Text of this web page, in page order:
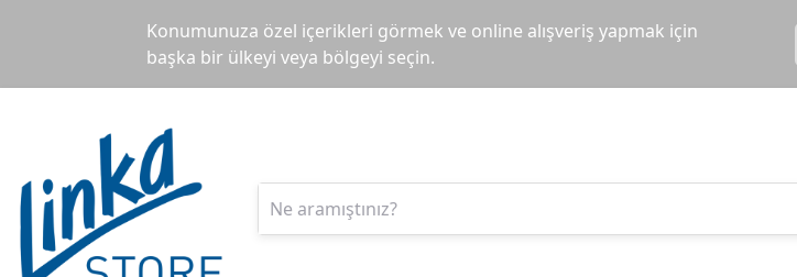
Konumunuza özel içerikleri görmek ve online alışveriş yapmak için
başka bir ülkeyi veya bölgeyi seçin.